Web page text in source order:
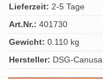
Lieferzeit: 2-5 Tage
Art.Nr.: 401730
Gewicht: 0.110 kg
Hersteller: DSG-Canusa